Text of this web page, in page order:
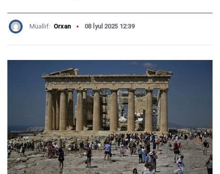
Müəllif: Orxan 08 İyul 2025 12:39